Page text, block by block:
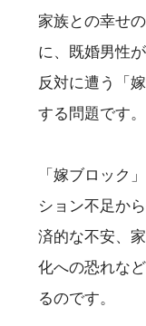
家族との幸せ
に、既婚男性
反対に遭う「
する問題です。
「嫁ブロック
ション不足か
済的な不安、
化への恐れな
るのです。